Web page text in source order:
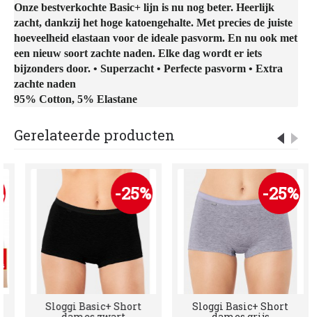
Onze bestverkochte Basic+ lijn is nu nog beter. Heerlijk
zacht, dankzij het hoge katoengehalte. Met precies de juiste
hoeveelheid elastaan voor de ideale pasvorm. En nu ook met
een nieuw soort zachte naden. Elke dag wordt er iets
bijzonders door. • Superzacht • Perfecte pasvorm • Extra
zachte naden
95% Cotton, 5% Elastane
Gerelateerde producten
-25%
Sloggi Basic+ Short
-25%
Sloggi Basic+ Short